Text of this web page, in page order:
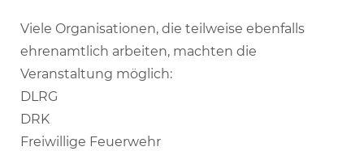
Viele Organisationen, die teilweise ebenfalls
ehrenamtlich arbeiten, machten die
Veranstaltung möglich:
DLRG
DRK
Freiwillige Feuerwehr